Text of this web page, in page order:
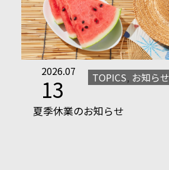
2026.07
13 TOPICS, お知らせ
夏季休業のお知らせ